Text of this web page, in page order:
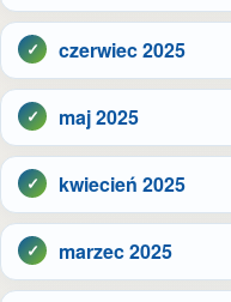
czerwiec 2025
maj 2025
kwiecień 2025
marzec 2025